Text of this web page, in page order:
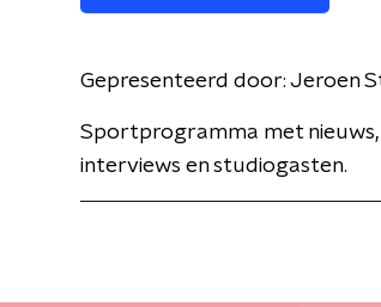
Gepresenteerd door: Jeroen
Sportprogramma met
interviews en studiogasten.